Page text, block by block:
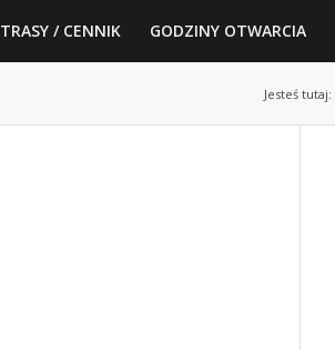
TRASY / CENNIK GODZINY OTWARCIA
Jesteś tutaj: